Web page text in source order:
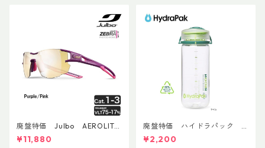
廃盤特価 Julbo AEROLITE
AsianFit
¥11,880
廃盤特価 ハイドラパック
リーコン ツイスト＆シップ 50
0ml
¥2,200